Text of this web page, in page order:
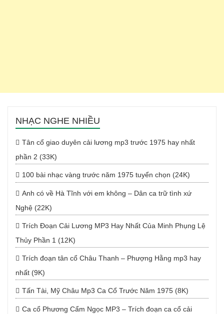
NHẠC NGHE NHIỀU
Tân cổ giao duyên cải lương mp3 trước 1975 hay nhất
phần 2 (33K)
100 bài nhạc vàng trước năm 1975 tuyển chọn (24K)
Anh có về Hà Tĩnh với em không – Dân ca trữ tình xứ
Nghệ (22K)
Trích Đoạn Cải Lương MP3 Hay Nhất Của Minh Phụng Lệ
Thủy Phần 1 (12K)
Trích đoạn tân cổ Châu Thanh – Phượng Hằng mp3 hay
nhất (9K)
Tấn Tài, Mỹ Châu Mp3 Ca Cổ Trước Năm 1975 (8K)
Ca cổ Phương Cẩm Ngọc MP3 – Trích đoạn ca cổ cải